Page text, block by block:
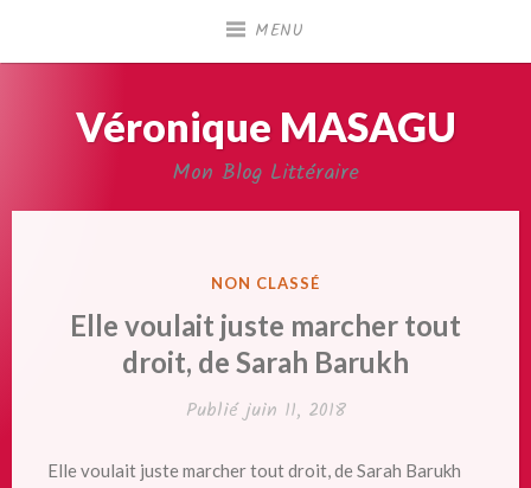
MENU
Véronique MASAGU
Mon Blog Littéraire
PUBLIÉ
NON CLASSÉ
Elle voulait juste marcher tout
droit, de Sarah Barukh
Publiéjuin 11, 2018
Elle voulait juste marcher tout droit, de Sarah Barukh